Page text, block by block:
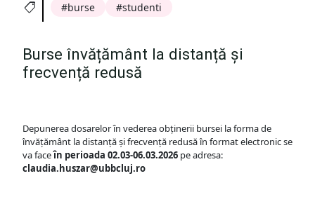
burse studenti
Burse învățământ la distanță și
frecvență redusă
Depunerea dosarelor în vederea obținerii bursei la forma de
învățământ la distanță și frecvență redusă în format electronic se
va faceîn perioada 02.03-06.03.2026 pe adresa:
claudia.huszar@ubbcluj.ro